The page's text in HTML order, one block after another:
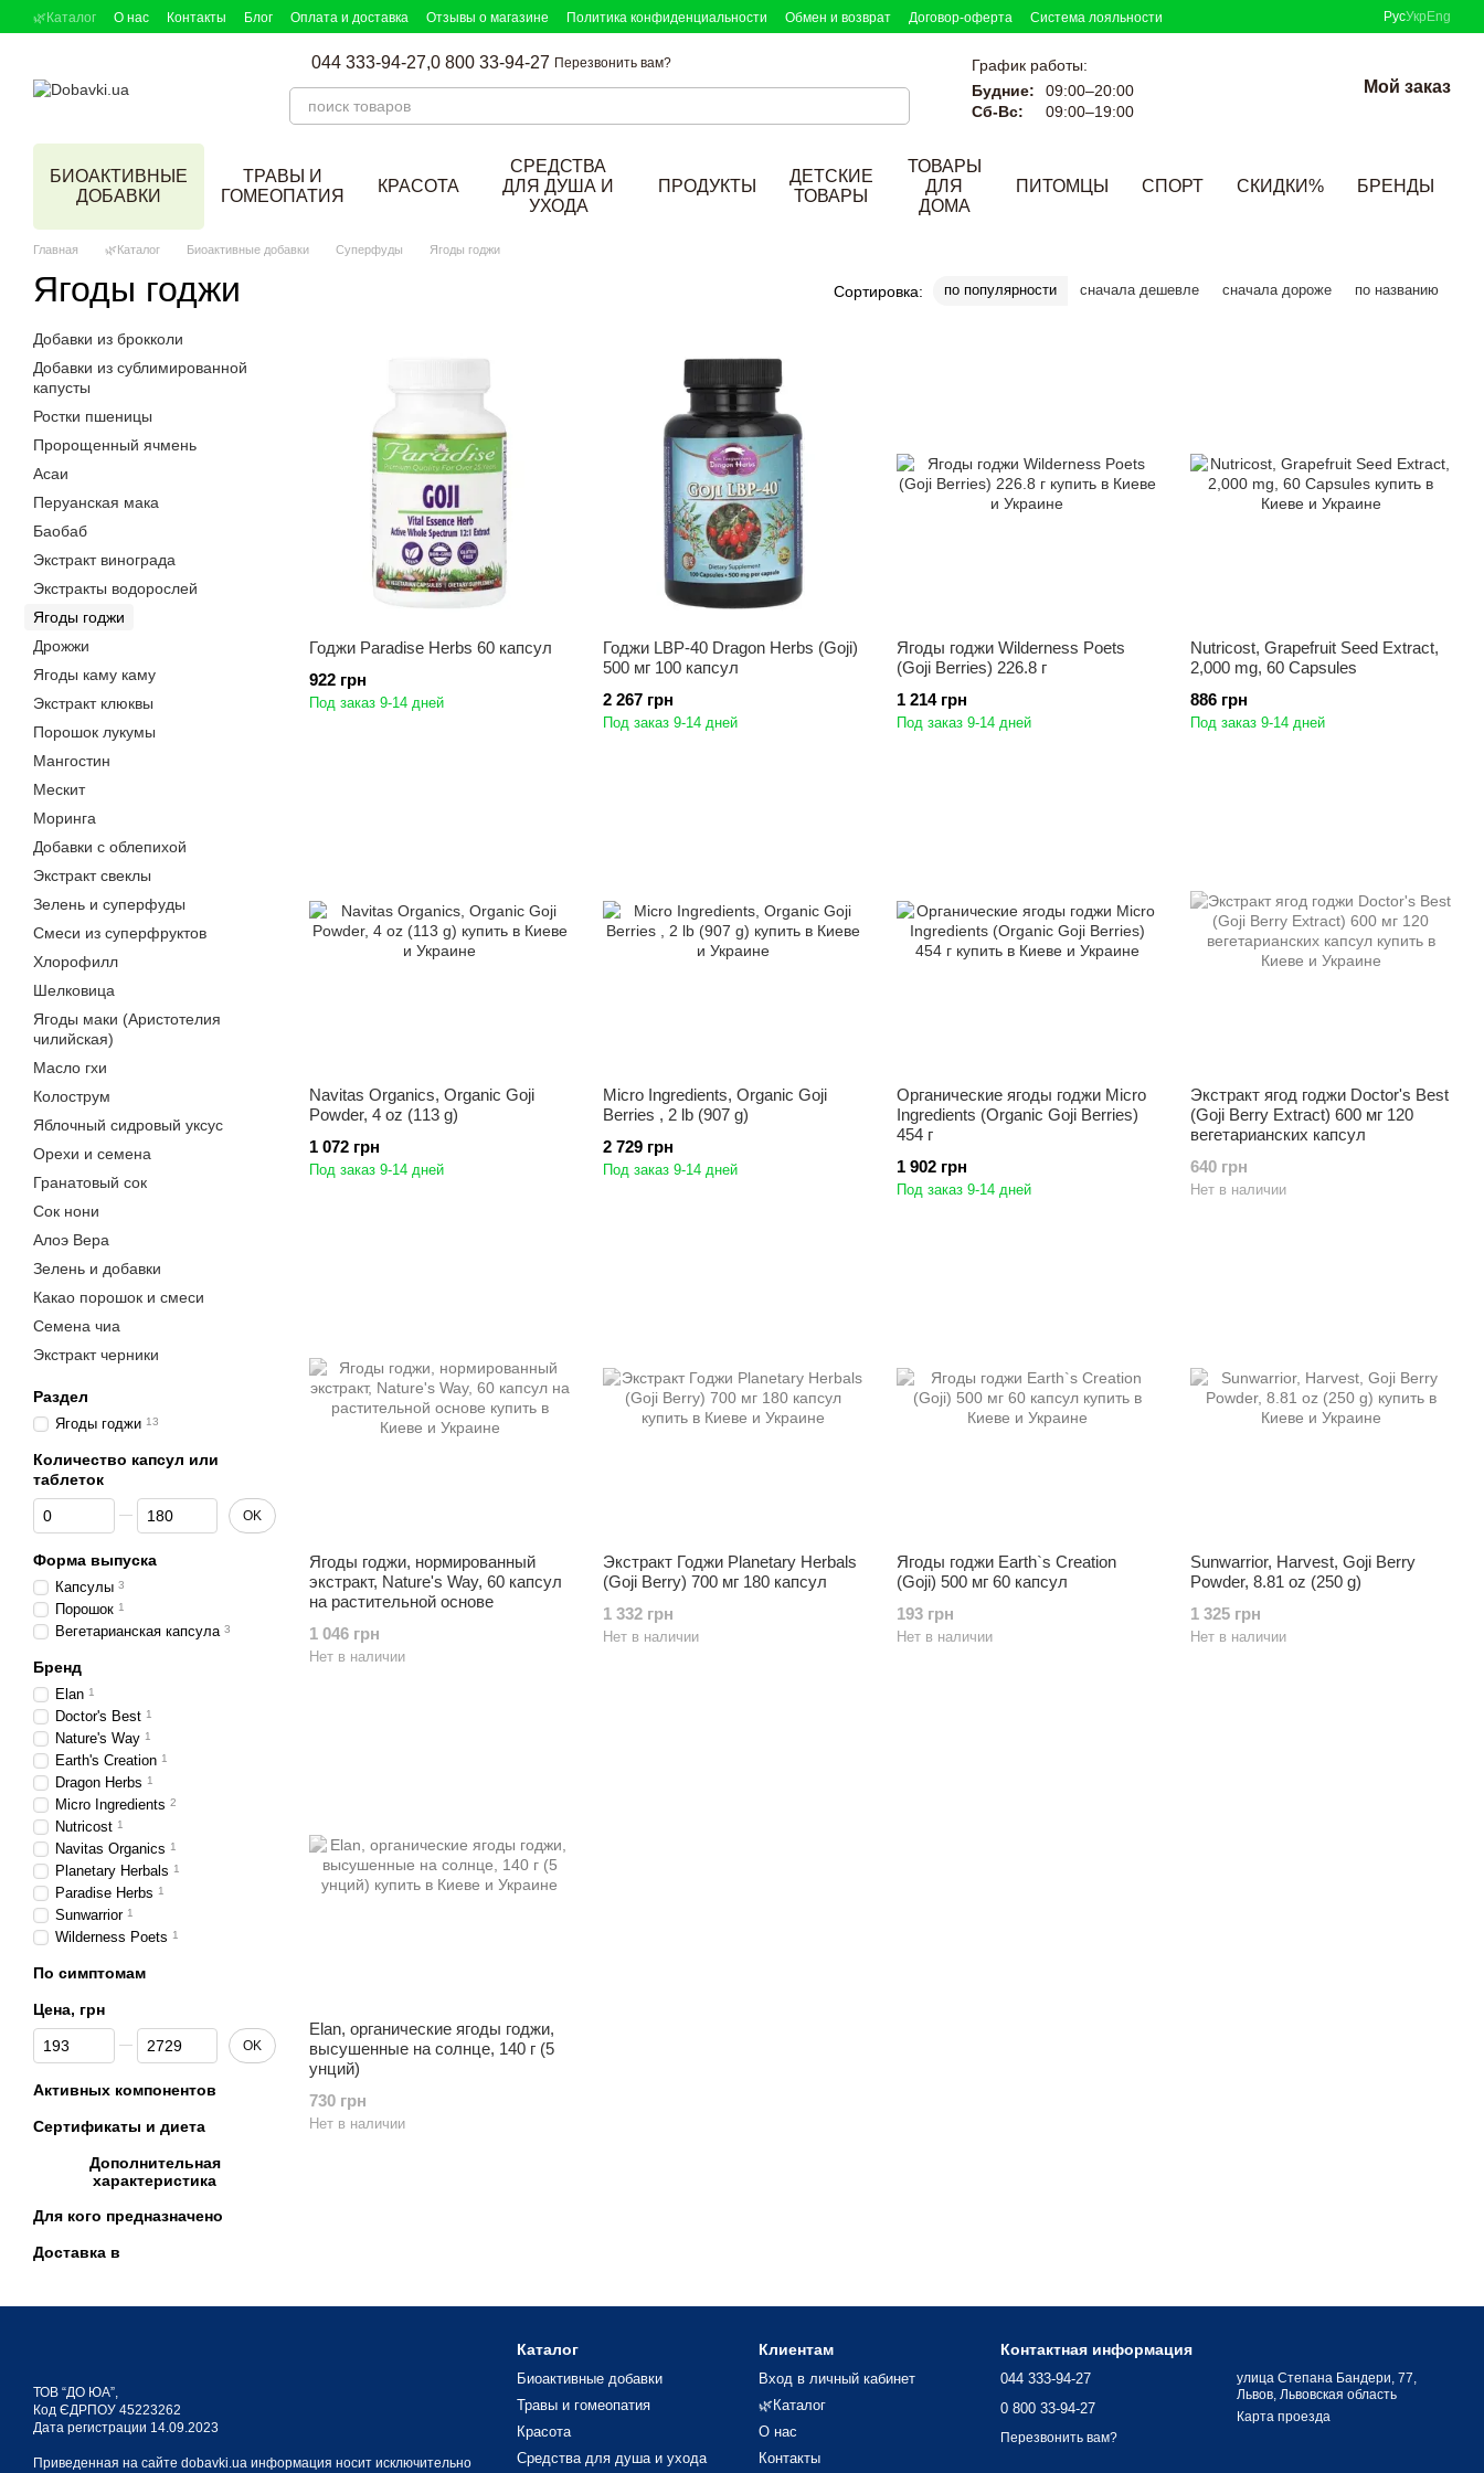
Перейти к основному контенту
🌿Каталог О нас Контакты Блог Оплата и доставка Отзывы о магазине Политика конфиденциальности Обмен и возврат Договор-оферта
Система лояльности
РусУкр Eng
044 333-94-27,0 800 33-94-27 Перезвонить вам?
График работы:
Будние:
09:00–20:00
Сб-Вс:
09:00–19:00
Мой заказ
БИОАКТИВНЫЕ
ДОБАВКИ
ТРАВЫ И
ГОМЕОПАТИЯ
КРАСОТА
СРЕДСТВА
ДЛЯ ДУША И
УХОДА
ПРОДУКТЫ
ДЕТСКИЕ
ТОВАРЫ
ТОВАРЫ
ДЛЯ
ДОМА
ПИТОМЦЫ СПОРТ СКИДКИ% БРЕНДЫ
Главная 🌿Каталог Биоактивные добавки Суперфуды Ягоды годжи
Ягоды годжи Сортировка: по популярности сначала дешевле сначала дороже по названию
Годжи Paradise Herbs 60 капсул
922 грн
Под заказ 9-14 дней
Годжи LBP-40 Dragon Herbs (Goji)
500 мг 100 капсул
2 267 грн
Под заказ 9-14 дней
Ягоды годжи Wilderness Poets
(Goji Berries) 226.8 г
1 214 грн
Под заказ 9-14 дней
Nutricost, Grapefruit Seed Extract,
2,000 mg, 60 Capsules
886 грн
Под заказ 9-14 дней
Navitas Organics, Organic Goji
Powder, 4 oz (113 g)
1 072 грн
Под заказ 9-14 дней
Micro Ingredients, Organic Goji
Berries , 2 lb (907 g)
2 729 грн
Под заказ 9-14 дней
Органические ягоды годжи Micro
Ingredients (Organic Goji Berries)
454 г
1 902 грн
Под заказ 9-14 дней
Экстракт ягод годжи Doctor's Best
(Goji Berry Extract) 600 мг 120
вегетарианских капсул
640 грн
Нет в наличии
Ягоды годжи, нормированный
экстракт, Nature's Way, 60 капсул
на растительной основе
1 046 грн
Нет в наличии
Экстракт Годжи Planetary Herbals
(Goji Berry) 700 мг 180 капсул
1 332 грн
Нет в наличии
Ягоды годжи Earth`s Creation
(Goji) 500 мг 60 капсул
193 грн
Нет в наличии
Sunwarrior, Harvest, Goji Berry
Powder, 8.81 oz (250 g)
1 325 грн
Нет в наличии
Elan, органические ягоды годжи,
высушенные на солнце, 140 г (5
унций)
730 грн
Нет в наличии
Добавки из брокколи
Добавки из сублимированной
капусты
Ростки пшеницы
Пророщенный ячмень
Асаи
Перуанская мака
Баобаб
Экстракт винограда
Экстракты водорослей
Ягоды годжи
Дрожжи
Ягоды каму каму
Экстракт клюквы
Порошок лукумы
Мангостин
Мескит
Моринга
Добавки с облепихой
Экстракт свеклы
Зелень и суперфуды
Смеси из суперфруктов
Хлорофилл
Шелковица
Ягоды маки (Аристотелия
чилийская)
Масло гхи
Колострум
Яблочный сидровый уксус
Орехи и семена
Гранатовый сок
Сок нони
Алоэ Вера
Зелень и добавки
Какао порошок и смеси
Семена чиа
Экстракт черники
Раздел
Ягоды годжи 13
Количество капсул или
таблеток
От Количество капсул или таблеток
До Количество капсул или таблеток
OK
Форма выпуска
Капсулы 3
Порошок 1
Вегетарианская капсула 3
Бренд
Elan 1
Doctor's Best 1
Nature's Way 1
Earth's Creation 1
Dragon Herbs 1
Micro Ingredients 2
Nutricost 1
Navitas Organics 1
Planetary Herbals 1
Paradise Herbs 1
Sunwarrior 1
Wilderness Poets 1
По симптомам
Цена, грн
От Цена, грн
До Цена, грн OK
Активных компонентов
Сертификаты и диета
Дополнительная
характеристика
Для кого предназначено
Доставка в
ТОВ “ДО ЮА”,
Код ЄДРПОУ 45223262
Дата регистрации 14.09.2023
Приведенная на сайте dobavki.ua информация носит исключительно
Каталог
Биоактивные добавки
Травы и гомеопатия
Красота
Средства для душа и ухода
Клиентам
Вход в личный кабинет
🌿Каталог
О нас
Контакты
Контактная информация
044 333-94-27
0 800 33-94-27
Перезвонить вам?
улица Степана Бандери, 77,
Львов, Львовская область
Карта проезда